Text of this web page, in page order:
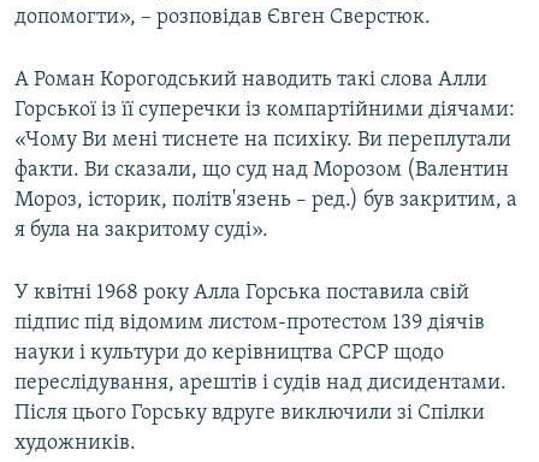
допомогти», – розповідав Євген Сверстюк.
А Роман Корогодський наводить такі слова Алли
Горської із її суперечки із компартійними діячами:
«Чому Ви мені тиснете на психіку. Ви переплутали
факти. Ви сказали, що суд над Морозом (Валентин
Мороз, історик, політв'язень – ред.) був закритим, а
я була на закритому суді».
У квітні 1968 року Алла Горська поставила свій
підпис під відомим листом-протестом 139 діячів
науки і культури до керівництва СРСР щодо
переслідування, арештів і судів над дисидентами.
Після цього Горську вдруге виключили зі Спілки
художників.